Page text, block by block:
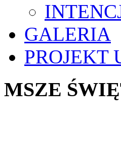
GALERIA
PROJEKT
MSZE